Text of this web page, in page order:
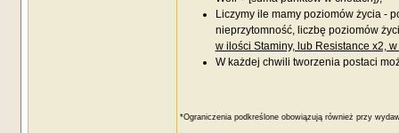
Liczymy ile mamy poziomów życia -
nieprzytomność, liczbę poziomów
w ilości Staminy, lub Resistance x2,
W każdej chwili tworzenia postaci
*Ograniczenia podkreślone obowiązują również przy